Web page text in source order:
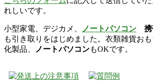
れしいです。
小型家電、デジカメ、 ノートパソコン 携
も引き取りをはじめました。衣類雑貨お
化製品、
ノートパソコンもOKです。